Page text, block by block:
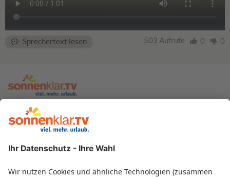
Sprechertext lesen 503 Aufrufe 0 0
zur sonnenklar.TV Webseite
Moderatoren
Impressum
Informationen zur Barrierefreiheit